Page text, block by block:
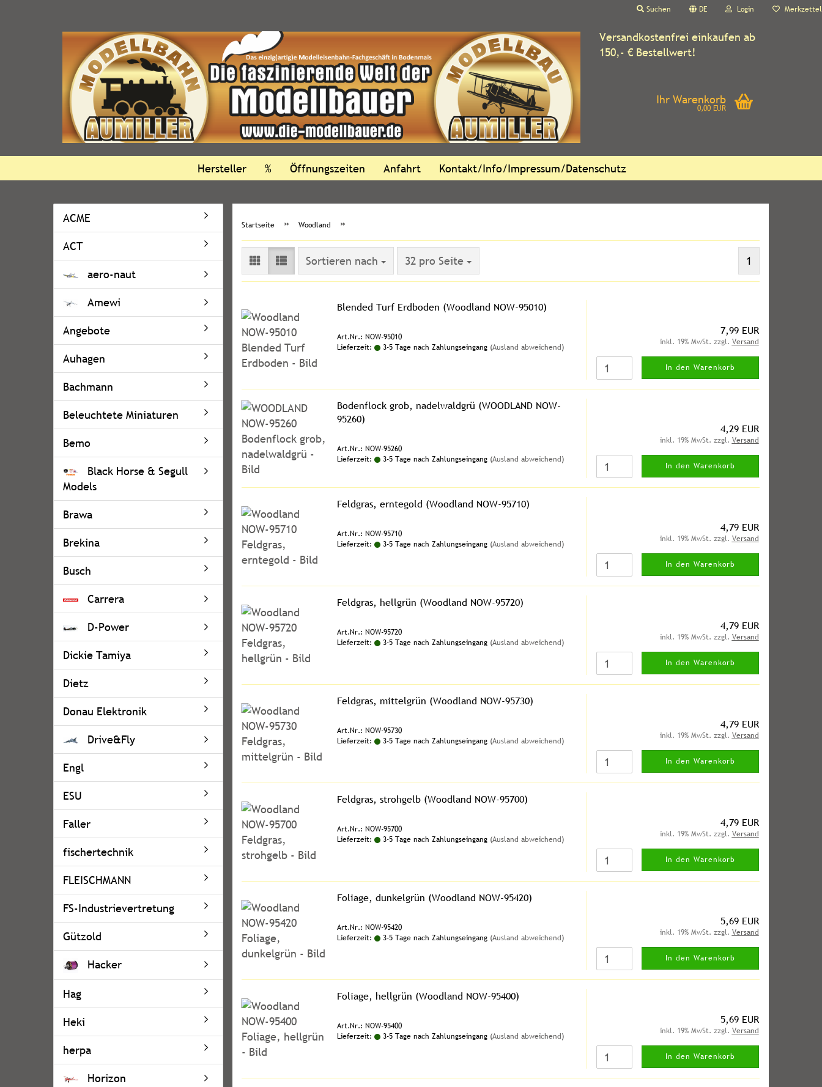
Suchen DE Login Merkzettel
Versandkostenfrei einkaufen ab
150,- € Bestellwert!
Ihr Warenkorb
0,00 EUR
Hersteller % Öffnungszeiten Anfahrt Kontakt/Info/Impressum/Datenschutz
Startseite » Woodland »
Sortieren nach
Sortieren nach 32 pro Seite
pro Seite 1
Blended Turf Erdboden (Woodland NOW-95010)
Art.Nr.: NOW-95010
Lieferzeit:
3-5 Tage nach Zahlungseingang (Ausland abweichend)
7,99 EUR
inkl. 19% MwSt. zzgl. Versand
In den Warenkorb
Bodenflock grob, nadelwaldgrü (WOODLAND NOW-
95260)
Art.Nr.: NOW-95260
Lieferzeit:
3-5 Tage nach Zahlungseingang (Ausland abweichend)
4,29 EUR
inkl. 19% MwSt. zzgl. Versand
In den Warenkorb
Feldgras, erntegold (Woodland NOW-95710)
Art.Nr.: NOW-95710
Lieferzeit:
3-5 Tage nach Zahlungseingang (Ausland abweichend)
4,79 EUR
inkl. 19% MwSt. zzgl. Versand
In den Warenkorb
Feldgras, hellgrün (Woodland NOW-95720)
Art.Nr.: NOW-95720
Lieferzeit:
3-5 Tage nach Zahlungseingang (Ausland abweichend)
4,79 EUR
inkl. 19% MwSt. zzgl. Versand
In den Warenkorb
Feldgras, mittelgrün (Woodland NOW-95730)
Art.Nr.: NOW-95730
Lieferzeit:
3-5 Tage nach Zahlungseingang (Ausland abweichend)
4,79 EUR
inkl. 19% MwSt. zzgl. Versand
In den Warenkorb
Feldgras, strohgelb (Woodland NOW-95700)
Art.Nr.: NOW-95700
Lieferzeit:
3-5 Tage nach Zahlungseingang (Ausland abweichend)
4,79 EUR
inkl. 19% MwSt. zzgl. Versand
In den Warenkorb
Foliage, dunkelgrün (Woodland NOW-95420)
Art.Nr.: NOW-95420
Lieferzeit:
3-5 Tage nach Zahlungseingang (Ausland abweichend)
5,69 EUR
inkl. 19% MwSt. zzgl. Versand
In den Warenkorb
Foliage, hellgrün (Woodland NOW-95400)
Art.Nr.: NOW-95400
Lieferzeit:
3-5 Tage nach Zahlungseingang (Ausland abweichend)
5,69 EUR
inkl. 19% MwSt. zzgl. Versand
In den Warenkorb
ACME
ACT
aero-naut
Amewi
Angebote
Auhagen
Bachmann
Beleuchtete Miniaturen
Bemo
Black Horse & Segull
Models
Brawa
Brekina
Busch
Carrera
D-Power
Dickie Tamiya
Dietz
Donau Elektronik
Drive&Fly
Engl
ESU
Faller
fischertechnik
FLEISCHMANN
FS-Industrievertretung
Gützold
Hacker
Hag
Heki
herpa
Horizon